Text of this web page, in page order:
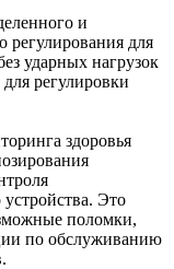
и
регулирования для
ударных нагрузок
регулировки
здоровья
устройства. Это
поломки,
по обслуживанию